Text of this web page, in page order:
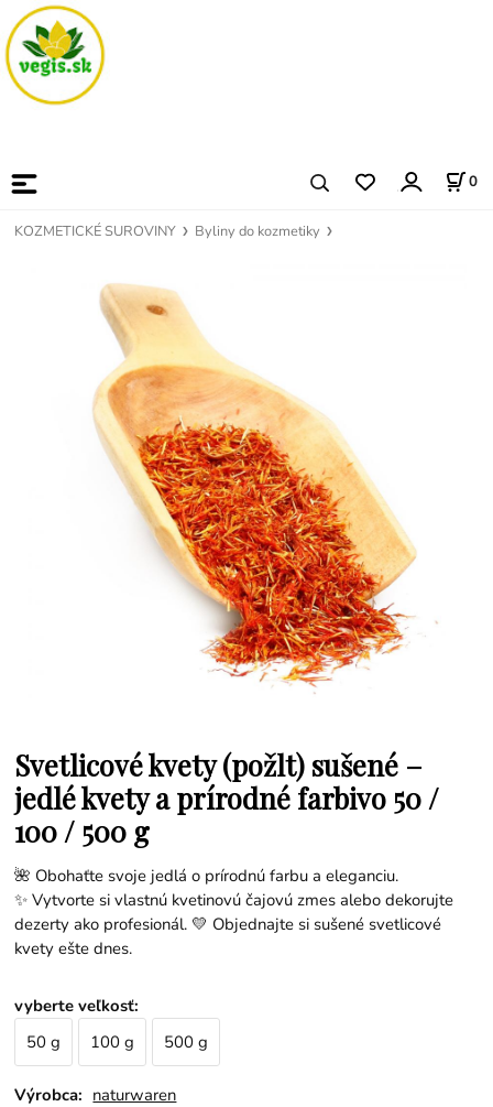
0
KOZMETICKÉ SUROVINY Byliny do kozmetiky
Svetlicové kvety (požlt) sušené –
jedlé kvety a prírodné farbivo 50 /
100 / 500 g
🌺 Obohaťte svoje jedlá o prírodnú farbu a eleganciu.
✨ Vytvorte si vlastnú kvetinovú čajovú zmes alebo dekorujte
dezerty ako profesionál. 💛 Objednajte si sušené svetlicové
kvety ešte dnes.
vyberte veľkosť:
50 g
100 g 500 g
Výrobca: naturwaren